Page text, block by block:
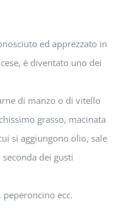
ed apprezzato in
è diventato uno dei
di manzo o di vitello
grasso, macinata
si aggiungono olio, sale
dei gusti
peperoncino ecc.